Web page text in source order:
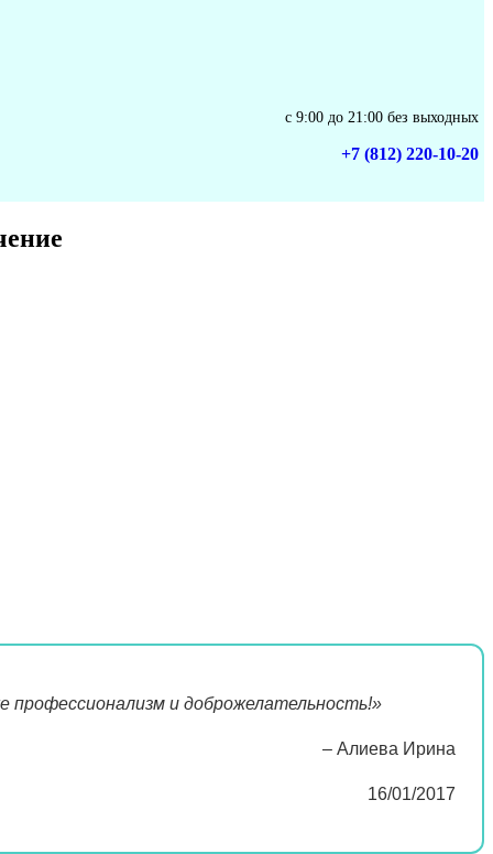
с 9:00 до 21:00 без выходных
+7 (812) 220-10-20
профессионализм и доброжелательность!»
– Алиева Ирина
16/01/2017